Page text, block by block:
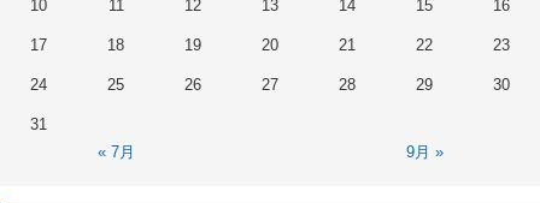
10 11 12 13 14 15 16
17 18 19 20 21 22 23
24 25 26 27 28 29 30
31
« 7月
9月 »